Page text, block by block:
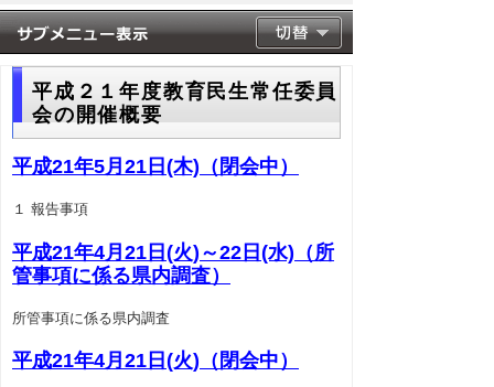
平成２１年度教育民生常任委員
会の開催概要
平成21年5月21日(木)（閉会中）
１ 報告事項
平成21年4月21日(火)～22日(水)（所
管事項に係る県内調査）
所管事項に係る県内調査
平成21年4月21日(火)（閉会中）